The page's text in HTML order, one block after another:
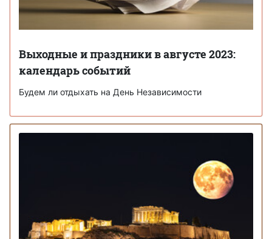
Выходные и праздники в августе 2023:
календарь событий
Будем ли отдыхать на День Независимости